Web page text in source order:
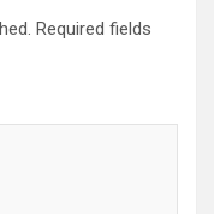
Required fields